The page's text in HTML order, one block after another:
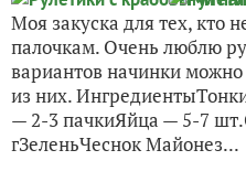
Моя закуска для тех, кто
палочкам. Очень люблю
вариантов начинки
из них.
— 2-3 пачкиЯйца — 5-7
гЗеленьЧеснок Майонез...